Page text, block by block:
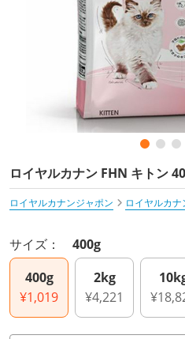
ロイヤルカナン FHN キトン
ロイヤルカナンジャポン
ロイヤルカ
サイズ： 400g
400g
¥1,019
2kg
¥4,221